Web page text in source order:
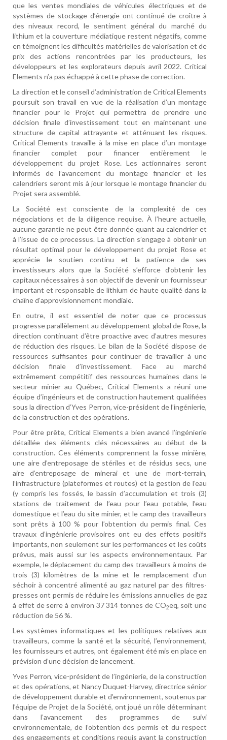
que les ventes mondiales de véhicules électriques et de
systèmes de stockage d’énergie ont continué de croître à
des niveaux record, le sentiment général du marché du
lithium et la couverture médiatique restent négatifs, comme
en témoignent les difficultés matérielles de valorisation et de
prix des actions rencontrées par les producteurs, les
développeurs et les explorateurs depuis avril 2022. Critical
Elements n’a pas échappé à cette phase de correction.
La direction et le conseil d’administration de Critical Elements
poursuit son travail en vue de la réalisation d’un montage
financier pour le Projet qui permettra de prendre une
décision finale d’investissement tout en maintenant une
structure de capital attrayante et atténuant les risques.
Critical Elements travaille à la mise en place d’un montage
financier complet pour financer entièrement le
développement du projet Rose. Les actionnaires seront
informés de l’avancement du montage financier et les
calendriers seront mis à jour lorsque le montage financier du
Projet sera assemblé.
La Société est consciente de la complexité de ces
négociations et de la diligence requise. À l’heure actuelle,
aucune garantie ne peut être donnée quant au calendrier et
à l’issue de ce processus. La direction s’engage à obtenir un
résultat optimal pour le développement du projet Rose et
apprécie le soutien continu et la patience de ses
investisseurs alors que la Société s’efforce d’obtenir les
capitaux nécessaires à son objectif de devenir un fournisseur
important et responsable de lithium de haute qualité dans la
chaîne d’approvisionnement mondiale.
En outre, il est essentiel de noter que ce processus
progresse parallèlement au développement global de Rose, la
direction continuant d’être proactive avec d’autres mesures
de réduction des risques. Le bilan de la Société dispose de
ressources suffisantes pour continuer de travailler à une
décision finale d’investissement. Face au marché
extrêmement compétitif des ressources humaines dans le
secteur minier au Québec, Critical Elements a réuni une
équipe d’ingénieurs et de construction hautement qualifiées
sous la direction d’Yves Perron, vice-président de l’ingénierie,
de la construction et des opérations.
Pour être prête, Critical Elements a bien avancé l’ingénierie
détaillée des éléments clés nécessaires au début de la
construction. Ces éléments comprennent la fosse minière,
une aire d’entreposage de stériles et de résidus secs, une
aire d’entreposage de minerai et une de mort-terrain,
l’infrastructure (plateformes et routes) et la gestion de l’eau
(y compris les fossés, le bassin d’accumulation et trois (3)
stations de traitement de l’eau pour l’eau potable, l’eau
domestique et l’eau du site minier, et le camp des travailleurs
sont prêts à 100 % pour l’obtention du permis final. Ces
travaux d’ingénierie provisoires ont eu des effets positifs
importants, non seulement sur les performances et les coûts
prévus, mais aussi sur les aspects environnementaux. Par
exemple, le déplacement du camp des travailleurs à moins de
trois (3) kilomètres de la mine et le remplacement d’un
séchoir à concentré alimenté au gaz naturel par des filtres-
presses ont permis de réduire les émissions annuelles de gaz
à effet de serre à environ 37 314 tonnes de CO2eq, soit une
réduction de 56 %.
Les systèmes informatiques et les politiques relatives aux
travailleurs, comme la santé et la sécurité, l’environnement,
les fournisseurs et autres, ont également été mis en place en
prévision d’une décision de lancement.
Yves Perron, vice-président de l’ingénierie, de la construction
et des opérations, et Nancy Duquet-Harvey, directrice sénior
de développement durable et d’environnement, soutenus par
l’équipe de Projet de la Société, ont joué un rôle déterminant
dans l’avancement des programmes de suivi
environnementale, de l’obtention des permis et du respect
des engagements et conditions requis avant la construction